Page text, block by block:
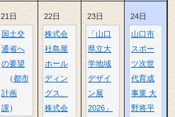
21日
国土交
通省へ
の要望
都市
計画
課
22日
株式会
社島屋
ホール
ディン
グス、
株式会
23日
「山口
県立大
学地域
デザイ
ン展
2026」
24日
山口市
スポー
ツ次世
代育成
事業 大
野将平